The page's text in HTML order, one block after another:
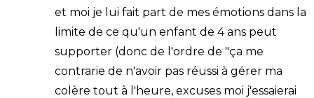
et moi je lui fait part de mes émotions dans la
limite de ce qu'un enfant de 4 ans peut
supporter (donc de l'ordre de "ça me
contrarie de n'avoir pas réussi à gérer ma
colère tout à l'heure, excuses moi j'essaierai